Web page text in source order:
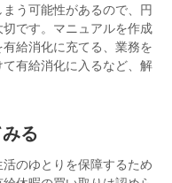
う可能性があるので、円
です。マニュアルを作成
給消化に充てる、業務を
有給消化に入るなど、解
る
のゆとりを保障するため